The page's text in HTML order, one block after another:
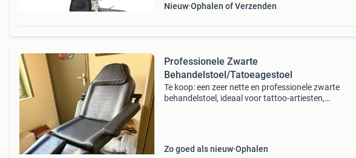
Nieuw Ophalen of Verzenden
Professionele Zwarte
Behandelstoel/Tatoeagestoel
Te koop: een zeer nette en professionele zwarte
behandelstoel, ideaal voor tattoo-artiesten,
Zo goed als nieuw Ophalen